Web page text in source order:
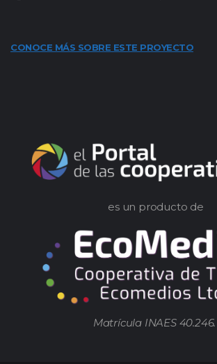
CONOCE MÁS SOBRE ESTE PROYECTO
es un producto de
Matrícula INAES 40.246.